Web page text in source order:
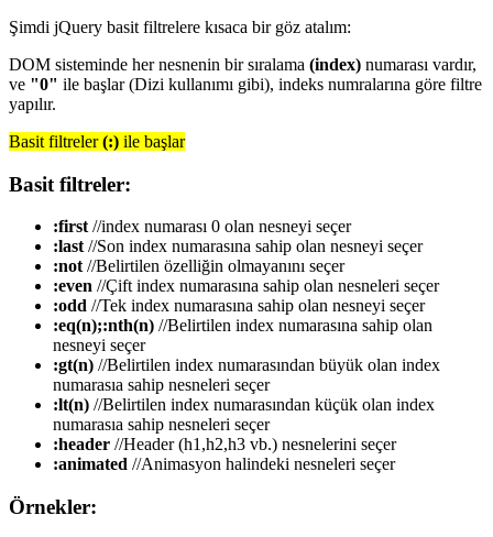
Şimdi jQuery basit filtrelere kısaca bir göz atalım:
DOM sisteminde her nesnenin bir sıralama (index) numarası vardır,
ve "0" ile başlar (Dizi kullanımı gibi), indeks numralarına göre filtre
yapılır.
Basit filtreler(:) ile başlar
Basit filtreler:
:first//index numarası 0 olan nesneyi seçer
:last//Son index numarasına sahip olan nesneyi seçer
:not//Belirtilen özelliğin olmayanını seçer
:even //Çift index numarasına sahip olan nesneleri seçer
:odd //Tek index numarasına sahip olan nesneyi seçer
:eq(n);:nth(n) //Belirtilen index numarasına sahip olan
nesneyi seçer
:gt(n) //Belirtilen index numarasından büyük olan index
numarasıa sahip nesneleri seçer
:lt(n) //Belirtilen index numarasından küçük olan index
numarasıa sahip nesneleri seçer
:header //Header (h1,h2,h3 vb.) nesnelerini seçer
:animated //Animasyon halindeki nesneleri seçer
Örnekler: